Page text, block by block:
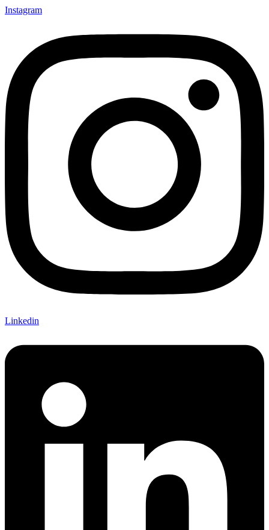
Instagram
Linkedin